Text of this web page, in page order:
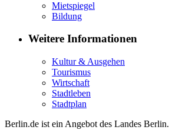
Mietspiegel
Bildung
Weitere Informationen
Kultur & Ausgehen
Tourismus
Wirtschaft
Stadtleben
Stadtplan
Berlin.de ist ein Angebot des Landes Berlin.